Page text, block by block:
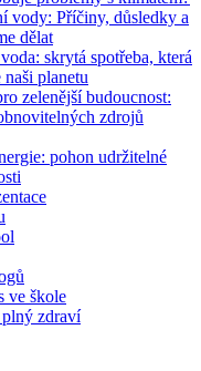
vody: Příčiny, důsledky a
dělat
skrytá spotřeba, která
planetu
zelenější budoucnost:
zdrojů
pohon udržitelné
ve škole
zdraví